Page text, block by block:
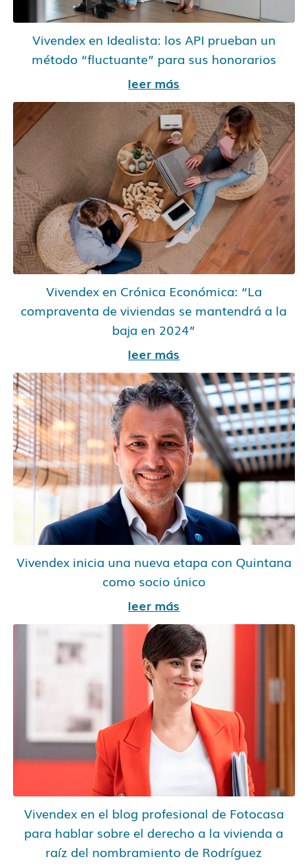
Vivendex en Idealista: los API prueban un
método “fluctuante” para sus honorarios
leer más
Vivendex en Crónica Económica: “La
compraventa de viviendas se mantendrá a la
baja en 2024”
leer más
Vivendex inicia una nueva etapa con Quintana
como socio único
leer más
Vivendex en el blog profesional de Fotocasa
para hablar sobre el derecho a la vivienda a
raíz del nombramiento de Rodríguez